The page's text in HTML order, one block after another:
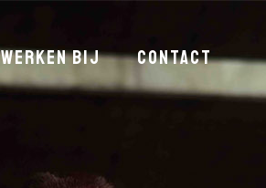
werken bij contact